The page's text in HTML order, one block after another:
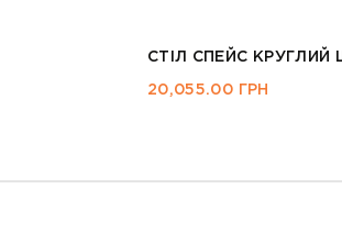
СТІЛ OSCAR
12,345.00ГРН